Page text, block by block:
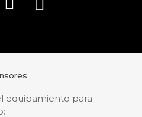
equipamiento para